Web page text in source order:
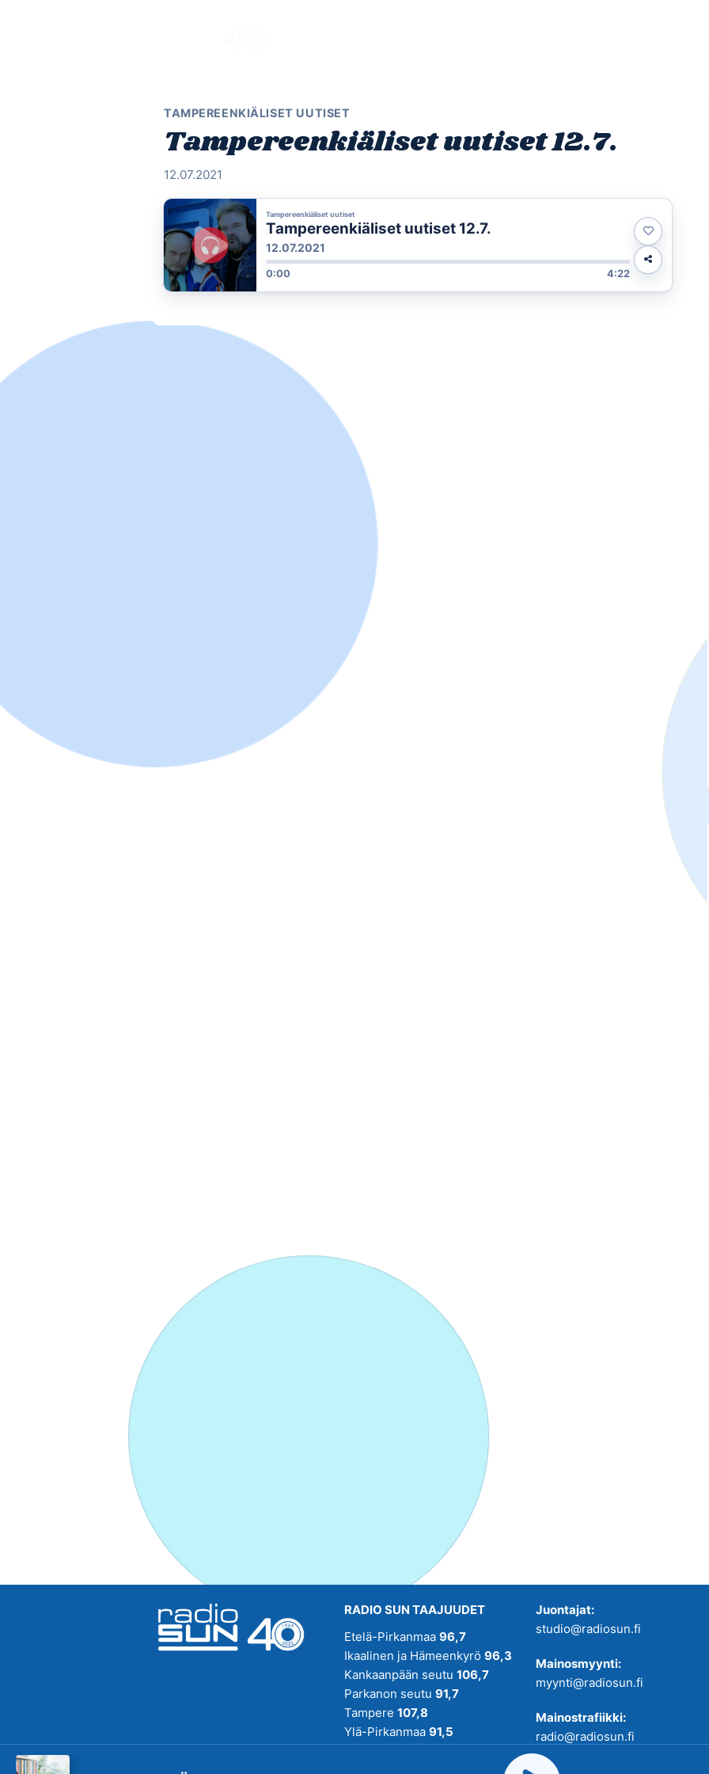
TAMPEREENKIÄLISET UUTISET
Tampereenkiäliset uutiset 12.7.
12.07.2021
Tampereenkiäliset uutiset
Tampereenkiäliset uutiset 12.7.
12.07.2021
0:00 4:22
RADIO SUN TAAJUUDET
Etelä-Pirkanmaa 96,7
Ikaalinen ja Hämeenkyrö 96,3
Kankaanpään seutu 106,7
Parkanon seutu 91,7
Tampere 107,8
Ylä-Pirkanmaa 91,5
Pirmedioita.
Juontajat:
studio@radiosun.fi
Mainosmyynti:
myynti@radiosun.fi
Mainostrafiikki:
radio@radiosun.fi